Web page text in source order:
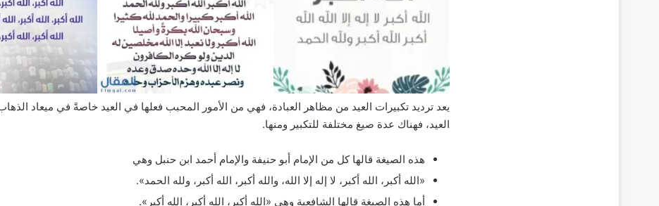
يعد ترديد تكبيرات العيد من مظاهر العبادة، فهي من الأمور المحبب فعلها في العيد خاصةً في ميعاد
العيد، فهناك عدة صيغ مختلفة للتكبير ومنها.
هذه الصيغة قالها كل من الإمام أبو حنيفة والإمام أحمد ابن حنبل وهي
«الله أكبر، الله أكبر، لا إله إلا الله، والله أكبر، الله أكبر، ولله الحمد».
أما هذه الصيغة قالها الشافعية وهي «الله أكبر، الله أكبر، الله أكبر».